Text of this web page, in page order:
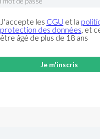
J'accepte les CGU et la
protection des données, et
être âgé de plus de 18 ans